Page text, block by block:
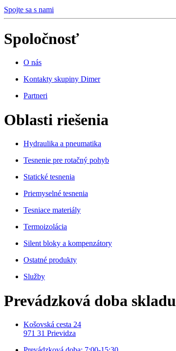
Spojte sa s nami
Spoločnosť
O nás
Kontakty skupiny Dimer
Partneri
Oblasti riešenia
Hydraulika a pneumatika
Tesnenie pre rotačný pohyb
Statické tesnenia
Priemyselné tesnenia
Tesniace materiály
Termoizolácia
Silent bloky a kompenzátory
Ostatné produkty
Služby
Prevádzková doba skladu
Košovská cesta 24
971 31 Prievidza